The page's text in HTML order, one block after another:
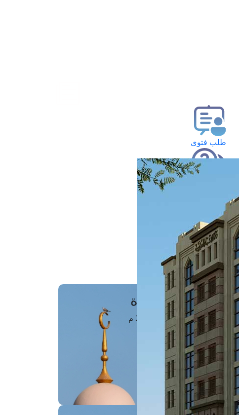
طلب فتوى
استعلام عن فتوى
حجز موعد
الفتوى الهاتفية
مَواقِيتُ الصَّـــلاة
القاهرة · 07 أغسطس 2026 م
الفجر
4 :41
الشروق
الظهر
1 : 1
العصر